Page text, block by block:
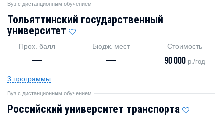
Вуз с дистанционным обучением
Тольяттинский государственный
университет
Прох. балл
—
Бюдж. мест
—
Стоимость
90 000 р./год
3 программы
Вуз с дистанционным обучением
Российский университет транспорта